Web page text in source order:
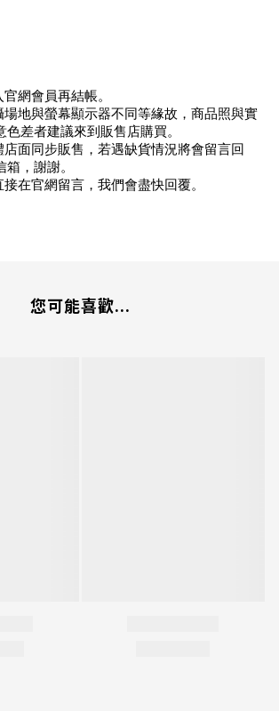
網會員再結帳。
場地與螢幕顯示器不同等緣故，商品照與實
色差者建議來到販售店購買。
面同步販售，若遇缺貨情況將會留言回
，謝謝。
在官網留言，我們會盡快回覆。
您可能喜歡...